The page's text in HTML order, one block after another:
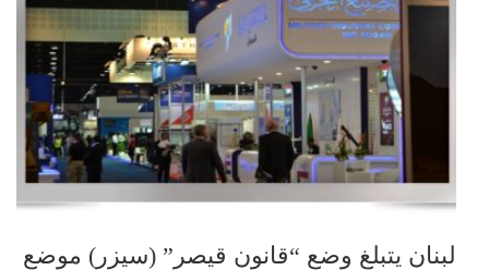
لبنان يتبلغ وضع “قانون قيصر” (سيزر) موضع